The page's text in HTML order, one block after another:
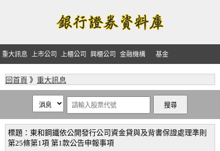
重大訊息 上市公司 上櫃公司 興櫃公司 金融機構 基金
回首頁 》 重大訊息
標題：東和鋼鐵依公開發行公司資金貸與及背書保證處理準則
第25條第1項 第1款公告申報事項